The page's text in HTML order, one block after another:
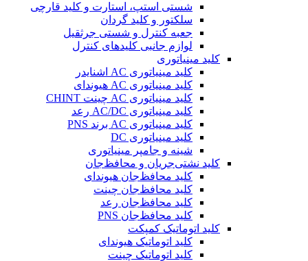
شستی استپ، استارت و کلید قارچی
سلکتور و کلید گردان
جعبه کنترل و شستی جرثقیل
لوازم جانبی کلیدهای کنترل
کلید مینیاتوری
کلید مینیاتوری AC اشنایدر
کلید مینیاتوری AC هیوندای
کلید مینیاتوری AC چینت CHINT
کلید مینیاتوری AC/DC رعد
کلید مینیاتوری AC برند PNS
کلید مینیاتوری DC
شینه و جامپر مینیاتوری
کلید نشتی‌جریان و محافظ‌جان
کلید محافظ‌جان هیوندای
کلید محافظ‌جان چینت
کلید محافظ‌جان رعد
کلید محافظ‌جان PNS
کلید اتوماتیک کمپکت
کلید اتوماتیک هیوندای
کلید اتوماتیک چینت